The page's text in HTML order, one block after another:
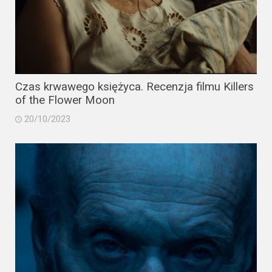
Czas krwawego księżyca. Recenzja filmu Killers
of the Flower Moon
20/10/2023